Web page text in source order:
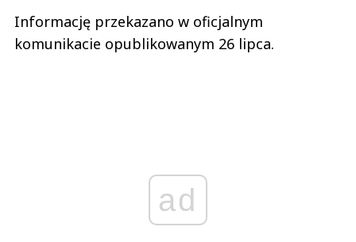
Informację przekazano w oficjalnym
komunikacie opublikowanym 26 lipca.
ad